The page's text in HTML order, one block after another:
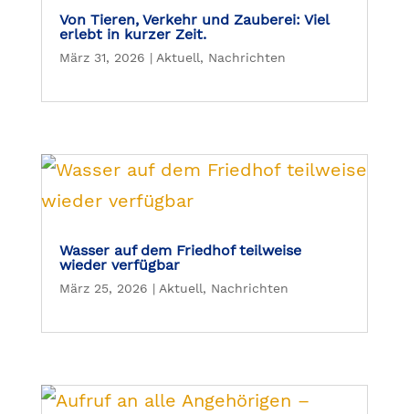
Von Tieren, Verkehr und Zauberei: Viel
erlebt in kurzer Zeit.
März 31, 2026 | Aktuell, Nachrichten
Wasser auf dem Friedhof teilweise
wieder verfügbar
März 25, 2026 | Aktuell, Nachrichten